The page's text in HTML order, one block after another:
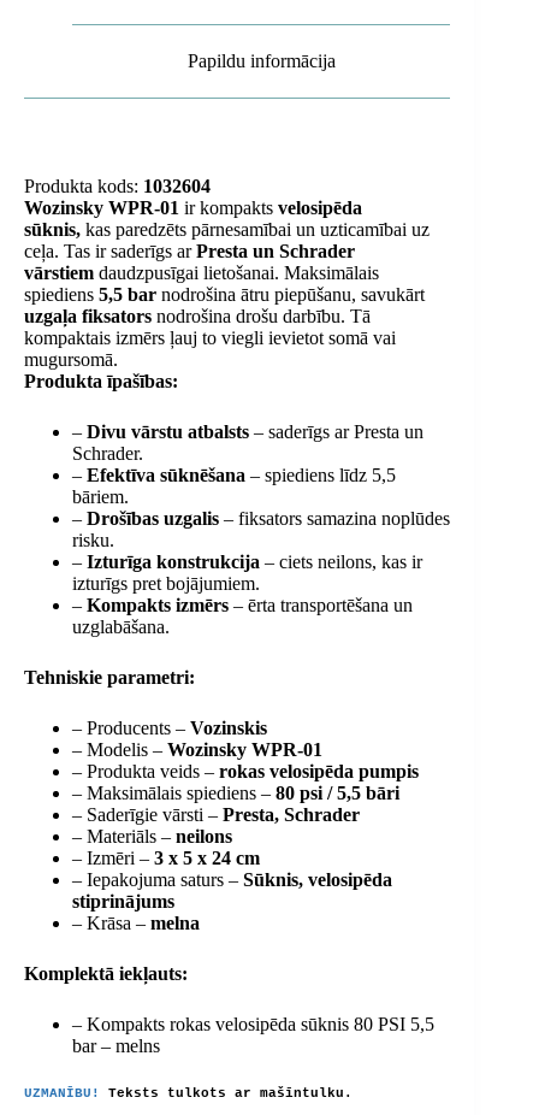
Papildu informācija
Produkta kods: 1032604
Wozinsky WPR-01 ir kompakts velosipēda
sūknis, kas paredzēts pārnesamībai un uzticamībai uz
ceļa. Tas ir saderīgs arPresta un Schrader
vārstiem daudzpusīgai lietošanai. Maksimālais
spiediens 5,5 bar nodrošina ātru piepūšanu, savukārt
uzgaļa fiksators nodrošina drošu darbību. Tā
kompaktais izmērs ļauj to viegli ievietot somā vai
mugursomā.
Produkta īpašības:
– Divu vārstu atbalsts – saderīgs ar Presta un
Schrader.
– Efektīva sūknēšana – spiediens līdz 5,5
bāriem.
– Drošības uzgalis – fiksators samazina noplūdes
risku.
– Izturīga konstrukcija – ciets neilons, kas ir
izturīgs pret bojājumiem.
– Kompakts izmērs – ērta transportēšana un
uzglabāšana.
Tehniskie parametri:
– Producents – Vozinskis
– Modelis – Wozinsky WPR-01
– Produkta veids – rokas velosipēda pumpis
– Maksimālais spiediens – 80 psi / 5,5 bāri
– Saderīgie vārsti – Presta, Schrader
– Materiāls – neilons
– Izmēri – 3 x 5 x 24 cm
– Iepakojuma saturs – Sūknis, velosipēda
stiprinājums
– Krāsa – melna
Komplektā iekļauts:
– Kompakts rokas velosipēda sūknis 80 PSI 5,5
bar – melns
UZMANĪBU! Teksts tulkots ar mašīntulku.